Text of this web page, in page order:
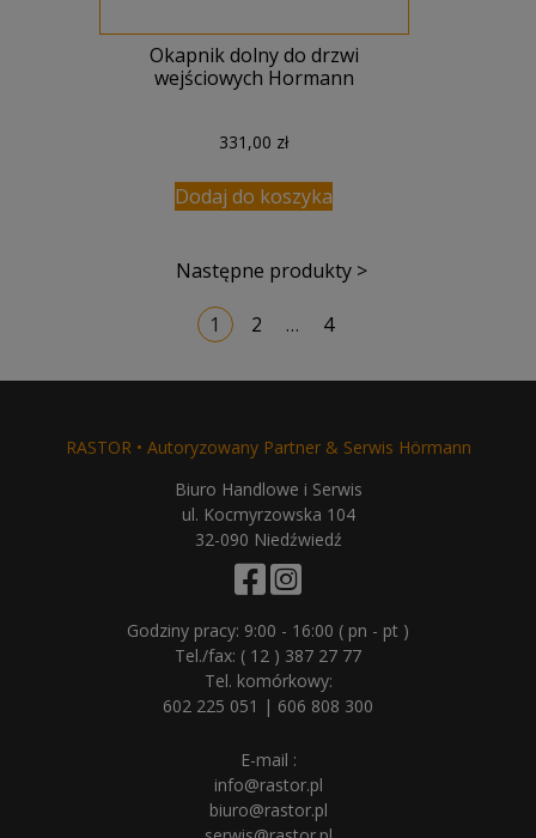
Okapnik dolny do drzwi
wejściowych Hormann
331,00 zł
Dodaj do koszyka
Stronicowanie
1 2 … 4
Następne produkty >
RASTOR • Autoryzowany Partner & Serwis Hörmann
Biuro Handlowe i Serwis
ul. Kocmyrzowska 104
32-090 Niedźwiedź
Godziny pracy: 9:00 - 16:00 ( pn - pt )
Tel./fax: ( 12 ) 387 27 77
Tel. komórkowy:
602 225 051 | 606 808 300
E-mail :
info@rastor.pl
biuro@rastor.pl